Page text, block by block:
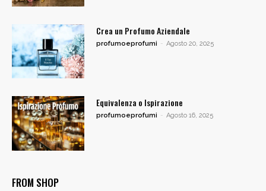
Crea un Profumo Aziendale
profumoeprofumi - Agosto 20, 2025
Equivalenza o Ispirazione
profumoeprofumi - Agosto 16, 2025
FROM SHOP